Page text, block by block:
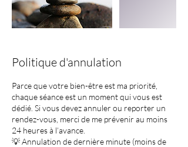
Politique d'annulation
Parce que votre bien-être est ma priorité,
chaque séance est un moment qui vous est
dédié. Si vous devez annuler ou reporter un
rendez-vous, merci de me prévenir au moins
24 heures à l’avance.
💡 Annulation de dernière minute (moins de